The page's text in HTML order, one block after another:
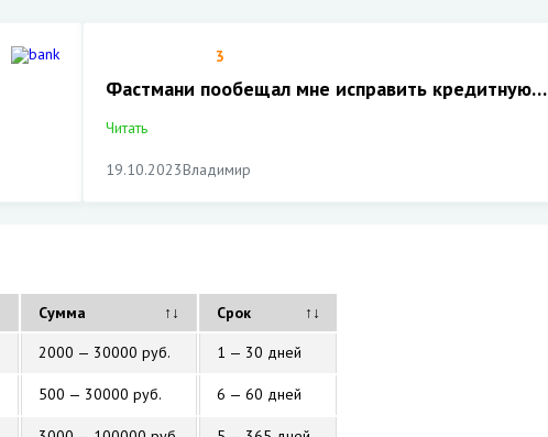
3
Фастмани пообещал мне исправить кредитную…
Читать
19.10.2023Владимир
Сумма ↑↓ Срок
↑↓
2000 — 30000 руб. 1 — 30 дней
500 — 30000 руб. 6 — 60 дней